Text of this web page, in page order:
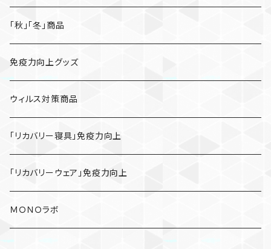
「秋」「冬」商品
免疫力向上グッズ
ウィルス対策商品
「リカバリー寝具」免疫力向上
「リカバリーウェア」免疫力向上
ＭＯＮＯラボ